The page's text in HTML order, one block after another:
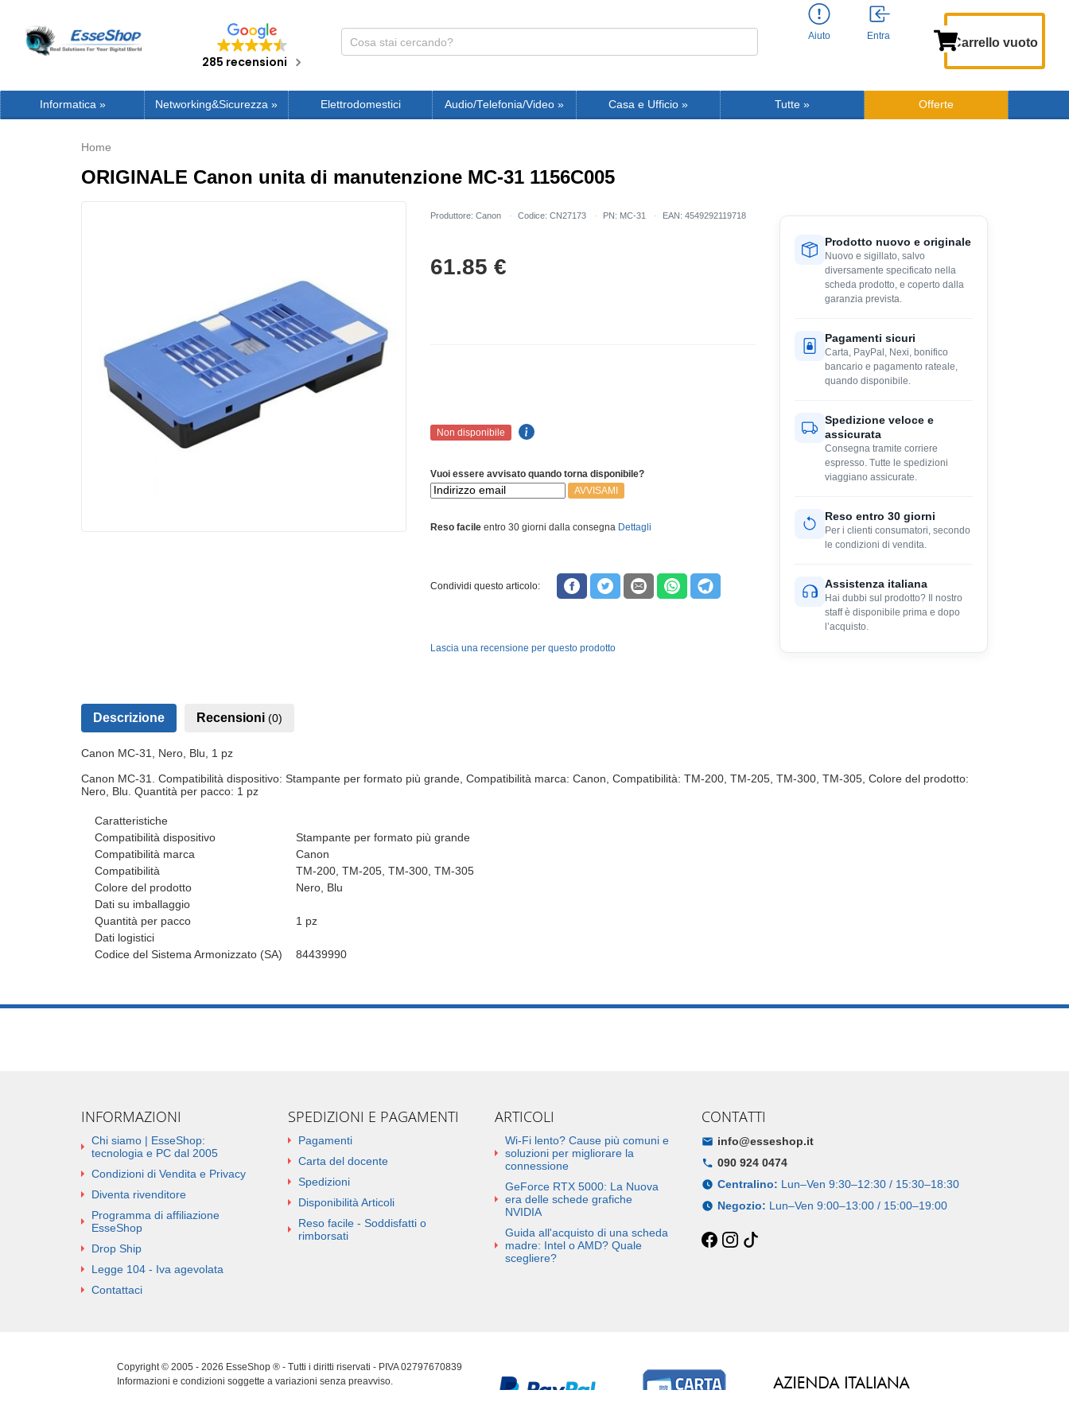
285 recensioni
Aiuto Entra Carrello vuoto
Informatica» Networking&Sicurezza » Elettrodomestici Audio/Telefonia/Video » Casa e Ufficio » Tutte » Offerte
Home
ORIGINALE Canon unitа di manutenzione MC-31 1156C005
Produttore: Canon Codice: CN27173 PN: MC-31 EAN: 4549292119718
61.85 €
Non disponibile
Vuoi essere avvisato quando torna disponibile?
AVVISAMI
Reso facileentro 30 giorni dalla consegna Dettagli
Condividi questo articolo:
Lascia una recensione per questo prodotto
Prodotto nuovo e originale
Nuovo e sigillato, salvo
diversamente specificato nella
scheda prodotto, e coperto dalla
garanzia prevista.
Pagamenti sicuri
Carta, PayPal, Nexi, bonifico
bancario e pagamento rateale,
quando disponibile.
Spedizione veloce e
assicurata
Consegna tramite corriere
espresso. Tutte le spedizioni
viaggiano assicurate.
Reso entro 30 giorni
Per i clienti consumatori, secondo
le condizioni di vendita.
Assistenza italiana
Hai dubbi sul prodotto? Il nostro
staff è disponibile prima e dopo
l’acquisto.
Descrizione Recensioni (0)
Canon MC-31, Nero, Blu, 1 pz
Canon MC-31. Compatibilità dispositivo: Stampante per formato più grande, Compatibilità marca: Canon, Compatibilità: TM-200, TM-205, TM-300, TM-305, Colore del prodotto:
Nero, Blu. Quantità per pacco: 1 pz
Caratteristiche
Compatibilità dispositivo
Stampante per formato più grande
Compatibilità marca
Canon
Compatibilità
TM-200, TM-205, TM-300, TM-305
Colore del prodotto
Nero, Blu
Dati su imballaggio
Quantità per pacco
1 pz
Dati logistici
Codice del Sistema Armonizzato (SA)
84439990
INFORMAZIONI
Chi siamo | EsseShop:
tecnologia e PC dal 2005
Condizioni di Vendita e Privacy
Diventa rivenditore
Programma di affiliazione
EsseShop
Drop Ship
Legge 104 - Iva agevolata
Contattaci
SPEDIZIONI E PAGAMENTI
Pagamenti
Carta del docente
Spedizioni
Disponibilità Articoli
Reso facile - Soddisfatti o
rimborsati
ARTICOLI
Wi-Fi lento? Cause più comuni e
soluzioni per migliorare la
connessione
GeForce RTX 5000: La Nuova
era delle schede grafiche
NVIDIA
Guida all'acquisto di una scheda
madre: Intel o AMD? Quale
scegliere?
CONTATTI
info@esseshop.it
090 924 0474
Centralino: Lun–Ven 9:30–12:30 / 15:30–18:30
Negozio: Lun–Ven 9:00–13:00 / 15:00–19:00
Copyright © 2005 - 2026 EsseShop ® - Tutti i diritti riservati - PIVA 02797670839
Informazioni e condizioni soggette a variazioni senza preavviso.